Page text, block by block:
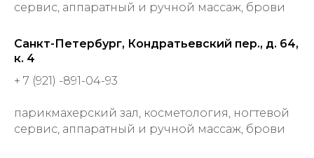
сервис, аппаратный и ручной массаж, брови
Санкт-Петербург, Кондратьевский пер., д. 64,
к. 4
+ 7 (921) -891-04-93
парикмахерский зал, косметология, ногтевой
сервис, аппаратный и ручной массаж, брови